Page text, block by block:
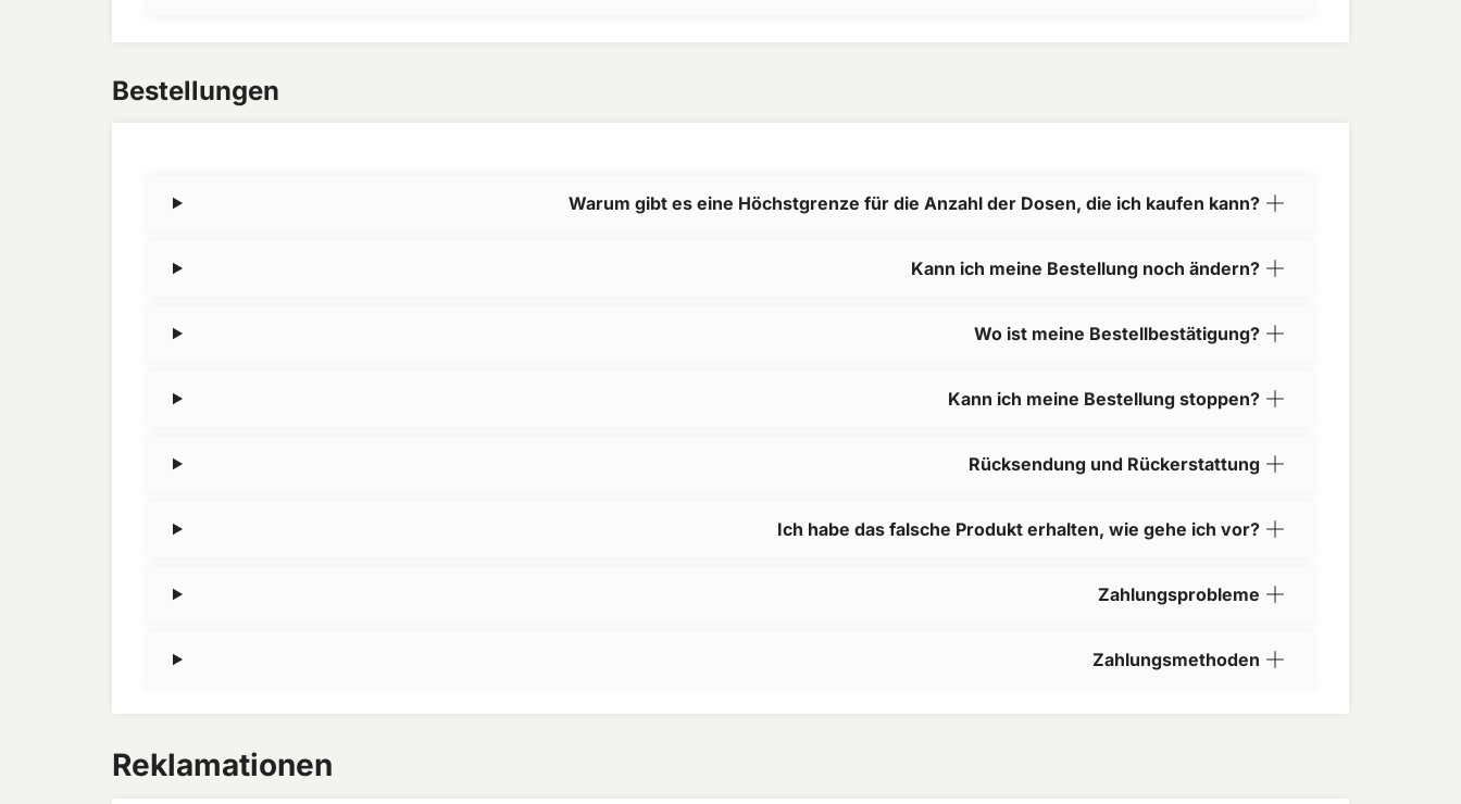
Bestellungen
Warum gibt es eine Höchstgrenze für die Anzahl der Dosen, die ich kaufen kann?
Kann ich meine Bestellung noch ändern?
Wo ist meine Bestellbestätigung?
Kann ich meine Bestellung stoppen?
Rücksendung und Rückerstattung
Ich habe das falsche Produkt erhalten, wie gehe ich vor?
Zahlungsprobleme
Zahlungsmethoden
Reklamationen